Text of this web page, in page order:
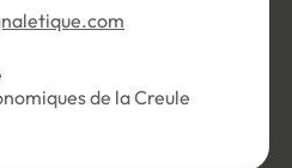
de la Creule